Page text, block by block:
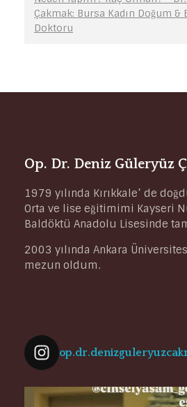
Çakmak: Bursa Kadın Doğum &
Doktoru
Op. Dr. Deniz Güleryüz
1979 yılında Kırıkkale’ de
Orta ve lise eğitimimi Kayseri
Baldöktü Anadolu Lisesinde
2003 yılında Ankara
mezun oldum.